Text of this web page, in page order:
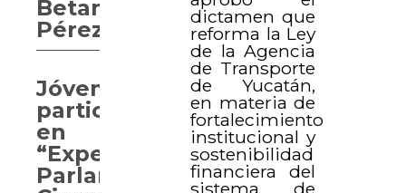
dictamen que
reforma la Ley
de la Agencia
de Transporte
de Yucatán,
en materia de
fortalecimiento
institucional y
sostenibilidad
financiera del
sistema de
Betancourt
Pérez”
Jóvenes
participan
en
“Experiencia
Parlamentaria.